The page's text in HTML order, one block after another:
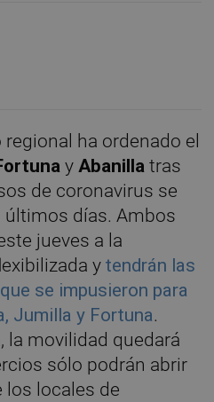
regional ha ordenado el
yAbanillatras
de coronavirus se
últimos días. Ambos
jueves a la
ytendrán las
se impusieron para
Jumilla y Fortuna.
la movilidad quedará
sólo podrán abrir
los locales de